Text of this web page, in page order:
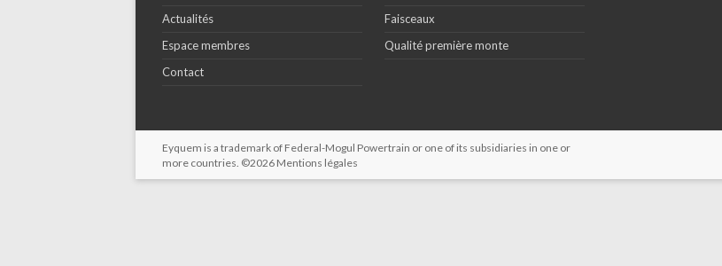
Actualités
Espace membres
Contact
Faisceaux
Qualité première monte
Eyquem is a trademark of Federal-Mogul Powertrain or one of its subsidiaries in one or
more countries. ©2026 Mentions légales